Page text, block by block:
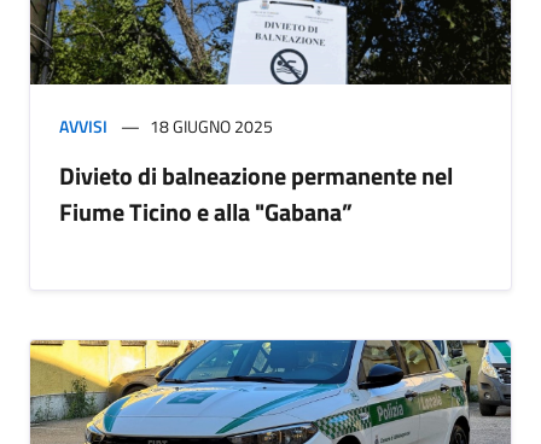
AVVISI 18 GIUGNO 2025
Divieto di balneazione permanente nel
Fiume Ticino e alla "Gabana”